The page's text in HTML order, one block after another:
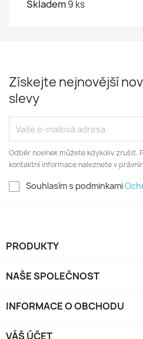
Skladem9 ks
Získejte nejnovější
slevy
Odběr novinek můžete kdykoliv zrušit.
kontaktní informace naleznete v
Souhlasím s podminkami
PRODUKTY
NAŠE SPOLEČNOST
INFORMACE O OBCHODU
VÁŠ ÚČET